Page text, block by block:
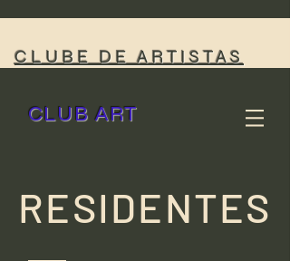
CLUBE DE ARTISTAS
CLUB ART
RESIDENTES